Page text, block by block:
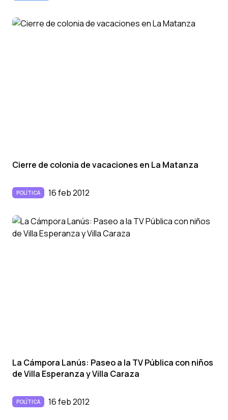
Cierre de colonia de vacaciones en La Matanza
POLÍTICA 16 feb 2012
La Cámpora Lanús: Paseo a la TV Pública con niños
de Villa Esperanza y Villa Caraza
POLÍTICA 16 feb 2012